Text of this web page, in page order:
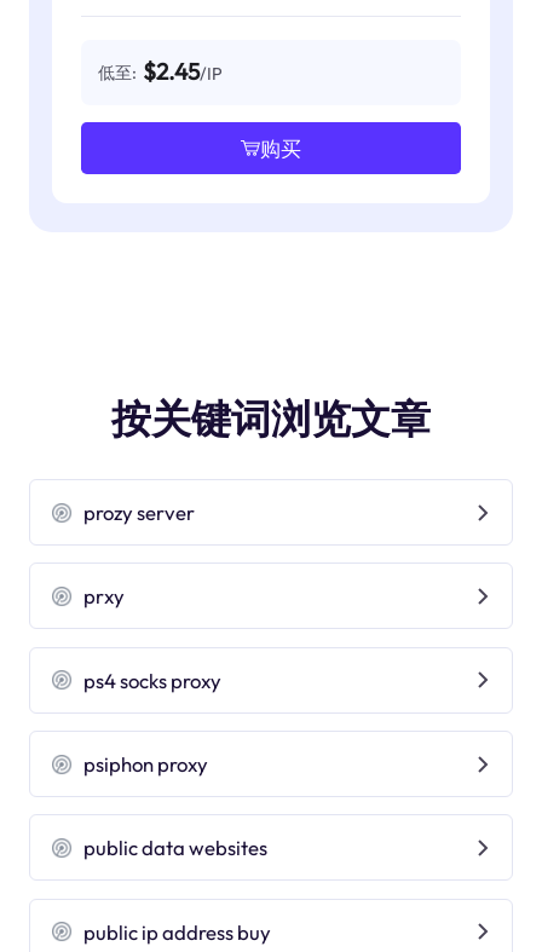
低至: $2.45/IP
购买
按关键词浏览文章
prozy server
prxy
ps4 socks proxy
psiphon proxy
public data websites
public ip address buy